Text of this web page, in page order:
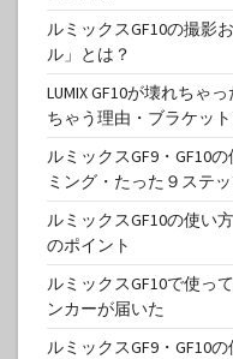
ルミックスGF10の撮影
ル」とは？
LUMIX GF10が壊れちゃ
ちゃう理由・ブラケッ
ルミックスGF9・GF10
ミング・たった９ステ
ルミックスGF10の使い
のポイント
ルミックスGF10で使っ
ンカーが届いた
ルミックスGF9・GF10